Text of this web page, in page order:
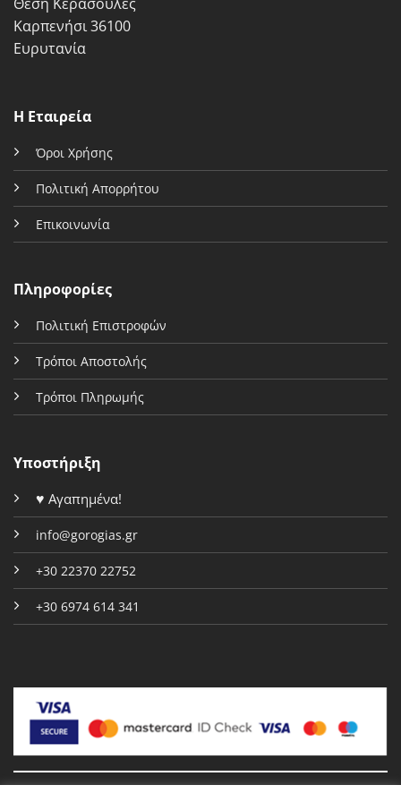
Καρπενήσι 36100
Ευρυτανία
Η Εταιρεία
Όροι Χρήσης
Πολιτική Απορρήτου
Επικοινωνία
Πληροφορίες
Πολιτική Επιστροφών
Τρόποι Αποστολής
Τρόποι Πληρωμής
Υποστήριξη
♥ Αγαπημένα!
info@gorogias.gr
+30 22370 22752
+30 6974 614 341